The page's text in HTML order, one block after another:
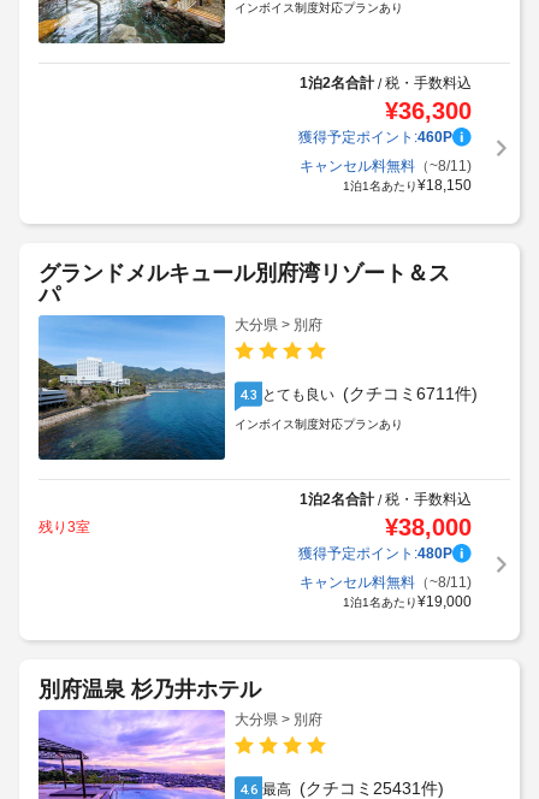
インボイス制度対応プランあり
1泊2名合計/税・手数料込
¥36,300
獲得予定ポイント:460P
キャンセル料無料（~8/11)
1泊1名あたり¥18,150
グランドメルキュール別府湾リゾート＆ス
パ
大分県 > 別府
4.3 とても良い (クチコミ6711件)
インボイス制度対応プランあり
1泊2名合計/税・手数料込
残り3室
¥38,000
獲得予定ポイント:480P
キャンセル料無料（~8/11)
1泊1名あたり¥19,000
別府温泉 杉乃井ホテル
大分県 > 別府
4.6 最高 (クチコミ25431件)